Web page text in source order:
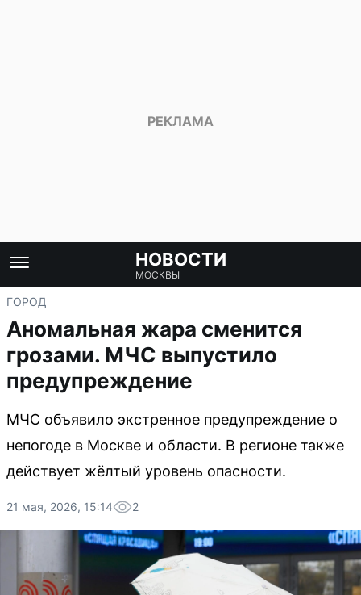
НОВОСТИ
МОСКВЫ
ГОРОД
Аномальная жара сменится
грозами. МЧС выпустило
предупреждение
МЧС объявило экстренное предупреждение о
непогоде в Москве и области. В регионе также
действует жёлтый уровень опасности.
21 мая, 2026, 15:14 2